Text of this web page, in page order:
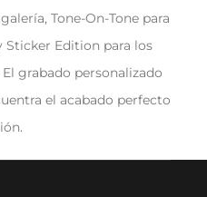
Tone-On-Tone para
Edition para los
grabado personalizado
el acabado perfecto